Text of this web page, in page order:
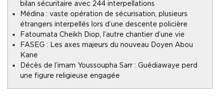
bilan sécuritaire avec 244 interpellations
Médina : vaste opération de sécurisation, plusieurs
étrangers interpellés lors d’une descente policière
Fatoumata Cheikh Diop, l’autre chantier d’une vie
FASEG : Les axes majeurs du nouveau Doyen Abou
Kane
Décès de l’imam Youssoupha Sarr : Guédiawaye perd
une figure religieuse engagée